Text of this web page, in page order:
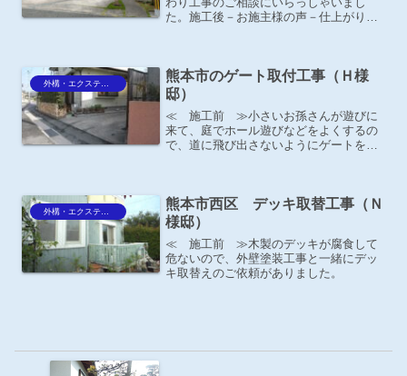
た。施工後－お施主様の声－仕上がりも
ﾘｶ ...
熊本市のゲート取付工事（Ｈ様
邸）
≪ 施工前 ≫小さいお孫さんが遊びに
来て、庭でホール遊びなどをよくするの
で、道に飛び出さないようにゲートを取
熊本市西区 デッキ取替工事（Ｎ
様邸）
≪ 施工前 ≫木製のデッキが腐食して
危ないので、外壁塗装工事と一緒にデッ
キ取替えのご依頼がありました。